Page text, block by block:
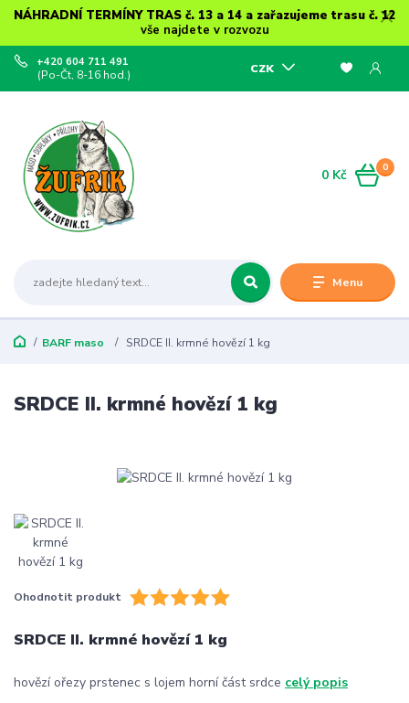
NÁHRADNÍ TERMÍNY TRAS č. 13 a 14 a zařazujeme trasu č. 12
vše najdete v rozvozu
Menu
CZK
+420 604 711 491
(Po-Čt, 8-16 hod.)
0
0 Kč
BARF maso SRDCE II. krmné hovězí 1 kg
SRDCE II. krmné hovězí 1 kg
Ohodnotit produkt
SRDCE II. krmné hovězí 1 kg
hovězí ořezy prstenec s lojem horní část srdce celý popis